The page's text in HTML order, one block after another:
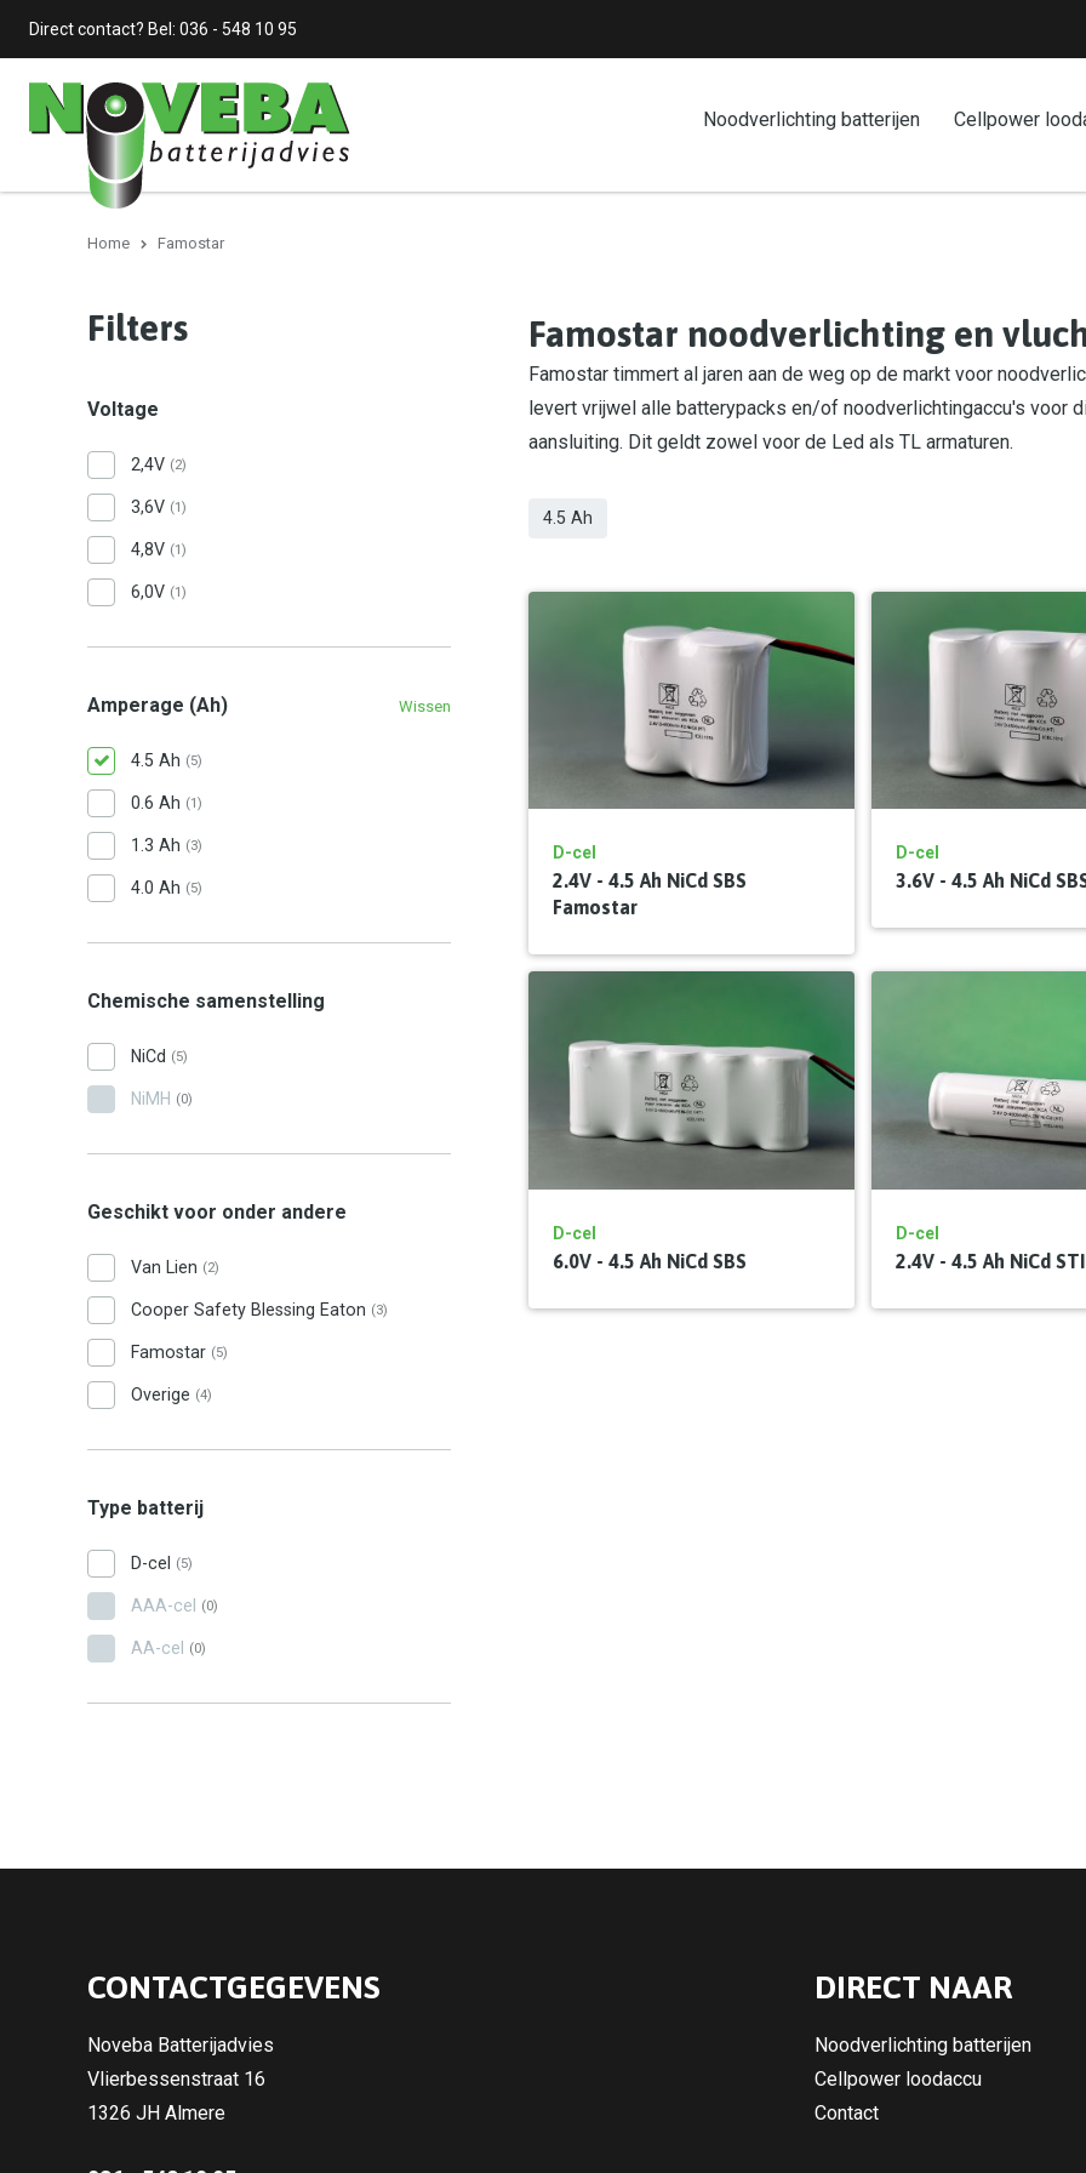
Direct contact? Bel: 036 - 548 10 95
Noodverlichting batterijen Cellpower
Home Famostar
Famostar noodverlichting en
Famostar timmert al jaren aan de weg op de markt voor
levert vrijwel alle batterypacks en/of noodverlichtingaccu's voor
aansluiting. Dit geldt zowel voor de Led als TL armaturen.
4.5 Ah
D-cel
2.4V - 4.5 Ah NiCd SBS
Famostar
D-cel
3.6V - 4.5 Ah NiCd
D-cel
6.0V - 4.5 Ah NiCd SBS
D-cel
2.4V - 4.5 Ah NiCd
Filters
Voltage
2,4V (2)
3,6V (1)
4,8V (1)
6,0V (1)
Amperage (Ah) Wissen
4.5 Ah (5)
0.6 Ah (1)
1.3 Ah (3)
4.0 Ah (5)
Chemische samenstelling
NiCd (5)
NiMH (0)
Geschikt voor onder andere
Van Lien (2)
Cooper Safety Blessing Eaton (3)
Famostar (5)
Overige (4)
Type batterij
D-cel (5)
AAA-cel (0)
AA-cel (0)
CONTACTGEGEVENS
Noveba Batterijadvies
Vlierbessenstraat 16
1326 JH Almere
DIRECT NAAR
Noodverlichting batterijen
Cellpower loodaccu
Contact